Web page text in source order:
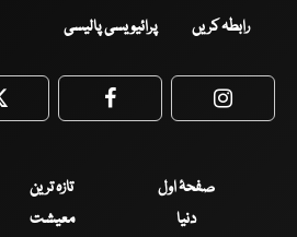
رابطہ کریں پرائیویسی پالیسی
Twitter Facebook
صفحۂ اول تازہ ترین
دنیا
معیشت